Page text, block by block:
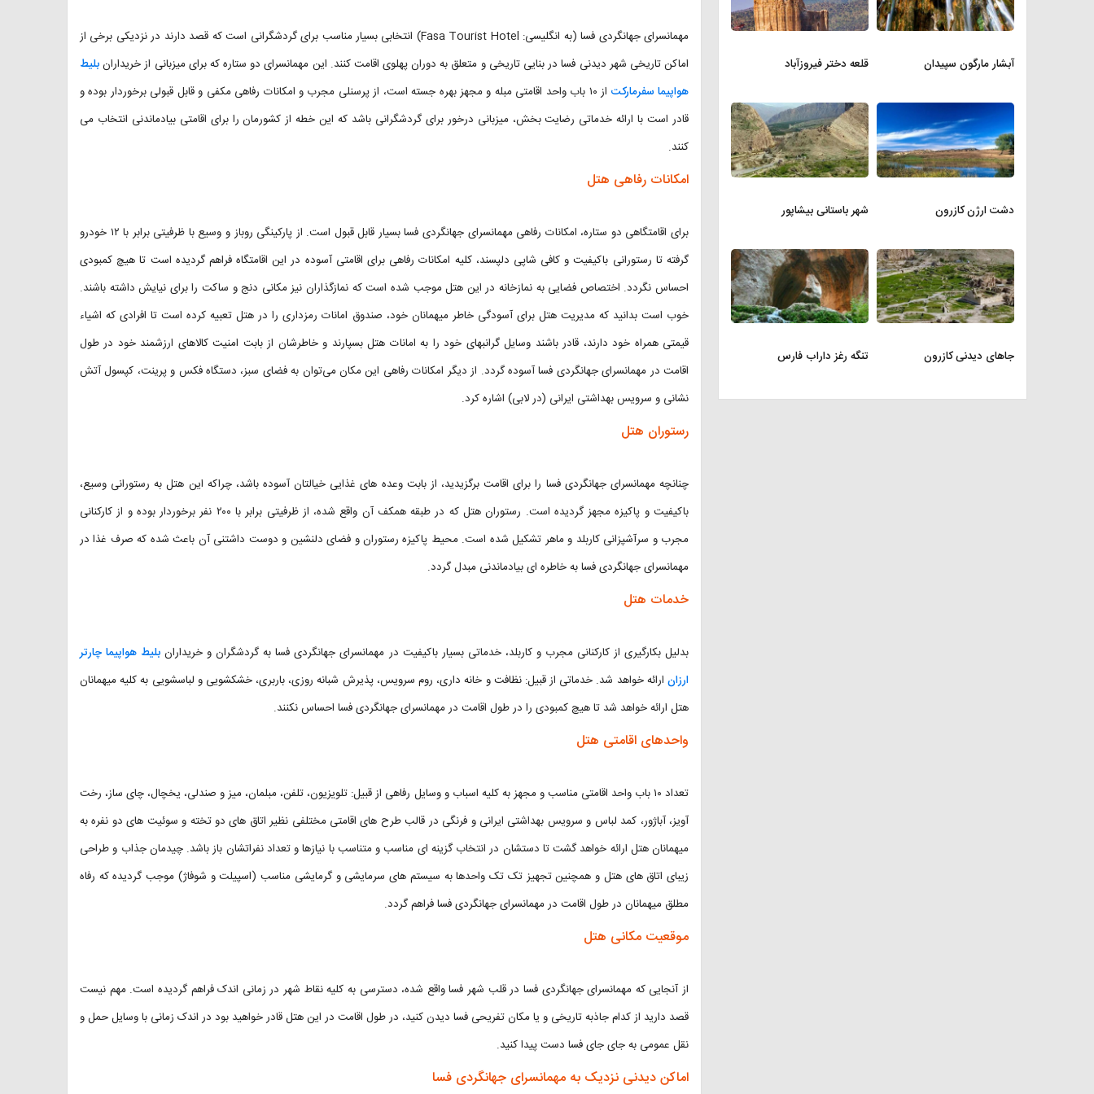
مهمانسرای جهانگردی فسا (به انگلیسی: Fasa Tourist Hotel) انتخابی بسیار مناسب برای گردشگرانی است که قصد دارند در نزدیکی برخی از
اماکن تاریخی شهر دیدنی فسا در بنایی تاریخی و متعلق به دوران پهلوی اقامت کنند. این مهمانسرای دو ستاره که برای میزبانی از خریدارانبلیط
هواپیما سفرمارکت
از ۱۰ باب واحد اقامتی مبله و مجهز بهره جسته است، از پرسنلی مجرب و امکانات رفاهی مکفی و قابل قبولی برخوردار بوده و
قادر است با ارائه خدماتی رضایت بخش، میزبانی درخور برای گردشگرانی باشد که این خطه از کشورمان را برای اقامتی بیادماندنی انتخاب می
کنند.
امکانات رفاهی هتل
برای اقامتگاهی دو ستاره، امکانات رفاهی مهمانسرای جهانگردی فسا بسیار قابل قبول است. از پارکینگی روباز و وسیع با ظرفیتی برابر با ۱۲ خودرو
گرفته تا رستورانی باکیفیت و کافی شاپی دلپسند، کلیه امکانات رفاهی برای اقامتی آسوده در این اقامتگاه فراهم گردیده است تا هیچ کمبودی
احساس نگردد. اختصاص فضایی به نمازخانه در این هتل موجب شده است که نمازگذاران نیز مکانی دنج و ساکت را برای نیایش داشته باشند.
خوب است بدانید که مدیریت هتل برای آسودگی خاطر میهمانان خود، صندوق امانات رمزداری را در هتل تعبیه کرده است تا افرادی که اشیاء
قیمتی همراه خود دارند، قادر باشند وسایل گرانبهای خود را به امانات هتل بسپارند و خاطرشان از بابت امنیت کالاهای ارزشمند خود در طول
اقامت در مهمانسرای جهانگردی فسا آسوده گردد. از دیگر امکانات رفاهی این مکان می‌توان به فضای سبز، دستگاه فکس و پرینت، کپسول آتش
نشانی و سرویس بهداشتی ایرانی (در لابی) اشاره کرد.
رستوران هتل
چنانچه مهمانسرای جهانگردی فسا را برای اقامت برگزیدید، از بابت وعده های غذایی خیالتان آسوده باشد، چراکه این هتل به رستورانی وسیع،
باکیفیت و پاکیزه مجهز گردیده است. رستوران هتل که در طبقه همکف آن واقع شده، از ظرفیتی برابر با ۲۰۰ نفر برخوردار بوده و از کارکنانی
مجرب و سرآشپزانی کاربلد و ماهر تشکیل شده است. محیط پاکیزه رستوران و فضای دلنشین و دوست داشتنی آن باعث شده که صرف غذا در
مهمانسرای جهانگردی فسا به خاطره ای بیادماندنی مبدل گردد.
خدمات هتل
بدلیل بکارگیری از کارکنانی مجرب و کاربلد، خدماتی بسیار باکیفیت در مهمانسرای جهانگردی فسا به گردشگران و خریداران بلیط هواپیما چارتر
ارزان ارائه خواهد شد. خدماتی از قبیل: نظافت و خانه داری، روم سرویس، پذیرش شبانه روزی، باربری، خشکشویی و لباسشویی به کلیه میهمانان
هتل ارائه خواهد شد تا هیچ کمبودی را در طول اقامت در مهمانسرای جهانگردی فسا احساس نکنند.
واحدهای اقامتی هتل
تعداد ۱۰ باب واحد اقامتی مناسب و مجهز به کلیه اسباب و وسایل رفاهی از قبیل: تلویزیون، تلفن، مبلمان، میز و صندلی، یخچال، چای ساز، رخت
آویز، آباژور، کمد لباس و سرویس بهداشتی ایرانی و فرنگی در قالب طرح های اقامتی مختلفی نظیر اتاق های دو تخته و سوئیت های دو نفره به
میهمانان هتل ارائه خواهد گشت تا دستشان در انتخاب گزینه ای مناسب و متناسب با نیازها و تعداد نفراتشان باز باشد. چیدمان جذاب و طراحی
زیبای اتاق های هتل و همچنین تجهیز تک تک واحدها به سیستم های سرمایشی و گرمایشی مناسب (اسپیلت و شوفاژ) موجب گردیده که رفاه
مطلق میهمانان در طول اقامت در مهمانسرای جهانگردی فسا فراهم گردد.
موقعیت مکانی هتل
از آنجایی که مهمانسرای جهانگردی فسا در قلب شهر فسا واقع شده، دسترسی به کلیه نقاط شهر در زمانی اندک فراهم گردیده است. مهم نیست
قصد دارید از کدام جاذبه تاریخی و یا مکان تفریحی فسا دیدن کنید، در طول اقامت در این هتل قادر خواهید بود در اندک زمانی با وسایل حمل و
نقل عمومی به جای جای فسا دست پیدا کنید.
اماکن دیدنی نزدیک به مهمانسرای جهانگردی فسا
آبشار مارگون سپیدان قلعه دختر فیروزآباد
دشت ارژن کازرون شهر باستانی بیشاپور
جاهای دیدنی کازرون تنگه رغز داراب فارس